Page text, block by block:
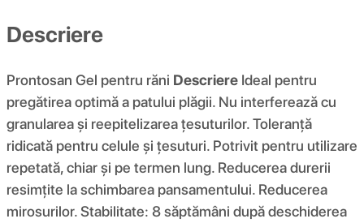
Descriere
Prontosan Gel pentru răni Descriere Ideal pentru
pregătirea optimă a patului plăgii. Nu interferează cu
granularea și reepitelizarea țesuturilor. Toleranță
ridicată pentru celule și țesuturi. Potrivit pentru utilizare
repetată, chiar și pe termen lung. Reducerea durerii
resimțite la schimbarea pansamentului. Reducerea
mirosurilor. Stabilitate: 8 săptămâni după deschiderea